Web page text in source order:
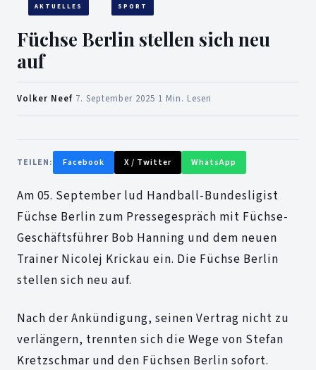
AKTUELLES SPORT
Füchse Berlin stellen sich neu
auf
Volker Neef 7. September 2025 1 Min. Lesen
TEILEN: Facebook X / Twitter WhatsApp
Am 05. September lud Handball-Bundesligist
Füchse Berlin zum Pressegespräch mit Füchse-
Geschäftsführer Bob Hanning und dem neuen
Trainer Nicolej Krickau ein. Die Füchse Berlin
stellen sich neu auf.
Nach der Ankündigung, seinen Vertrag nicht zu
verlängern, trennten sich die Wege von Stefan
Kretzschmar und den Füchsen Berlin sofort.